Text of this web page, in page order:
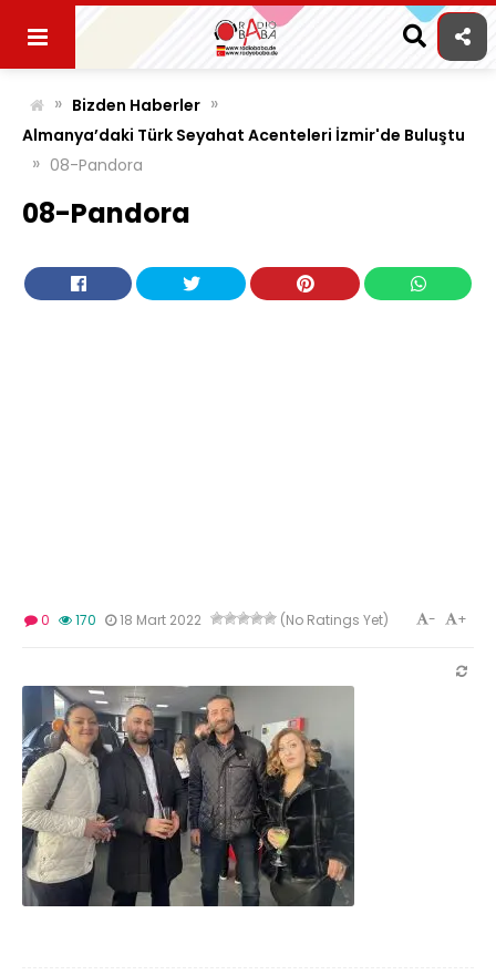
content
» Bizden Haberler »
Almanya’daki Türk Seyahat Acenteleri İzmir'de Buluştu
» 08-Pandora
08-Pandora
0 170 18 Mart 2022 (No Ratings Yet) +
-